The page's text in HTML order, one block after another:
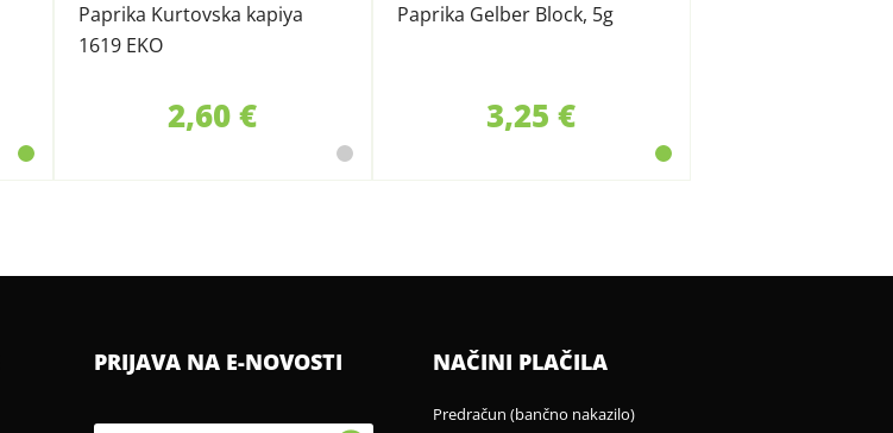
Paprika Kurtovska kapiya
1619 EKO
2,60 €
Paprika Gelber Block, 5g
3,25 €
PRIJAVA NA E-NOVOSTI NAČINI PLAČILA
Predračun (bančno nakazilo)